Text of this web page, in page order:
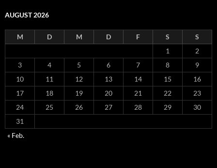
AUGUST 2026
M D M D F S
S
1
2
3
4 5 6 7 8
9
10
11 12 13 14 15
16
17
18 19 20 21 22
23
24
25 26 27 28 29
30
31
« Feb.